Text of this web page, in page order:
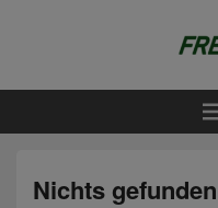
Freie Wähler
Nichts gefunden